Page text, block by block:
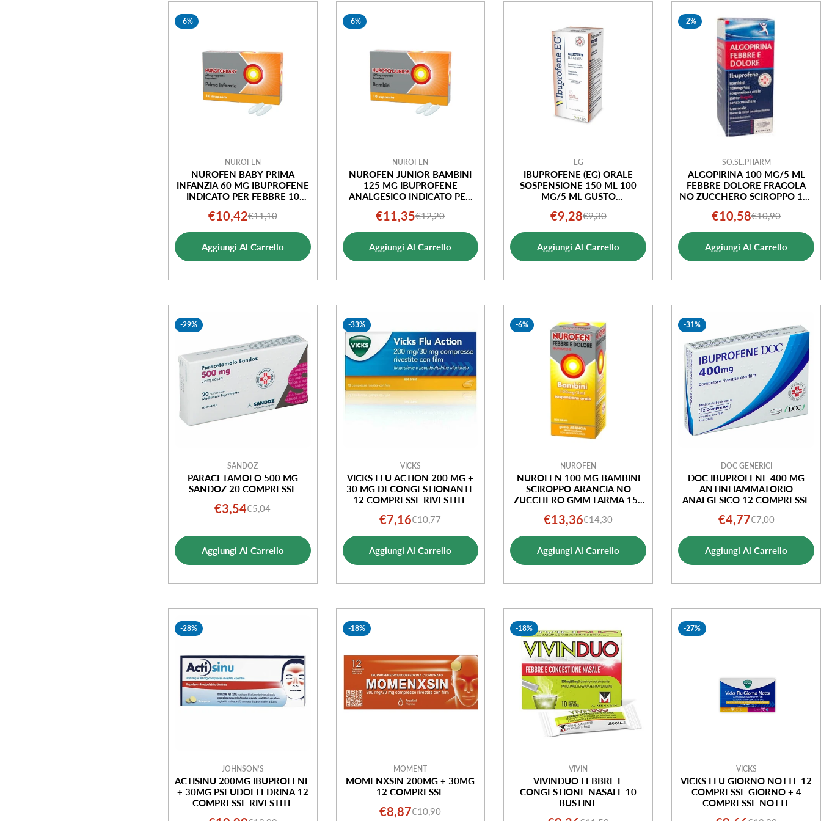
-6%
NUROFEN
NUROFEN BABY PRIMA
INFANZIA 60 MG IBUPROFENE
INDICATO PER FEBBRE 10
Prezzo
di
vendita
€10,42Prezzo
normale
€11,10
Aggiungi Al Carrello
-6%
NUROFEN
NUROFEN JUNIOR BAMBINI
125 MG IBUPROFENE
ANALGESICO INDICATO PER
Prezzo
di
vendita
€11,35Prezzo
normale
€12,20
Aggiungi Al Carrello
EG
IBUPROFENE (EG) ORALE
SOSPENSIONE 150 ML 100
MG/5 ML GUSTO
Prezzo
di
vendita
€9,28Prezzo
normale
€9,30
Aggiungi Al Carrello
-2%
SO.SE.PHARM
ALGOPIRINA 100 MG/5 ML
FEBBRE DOLORE FRAGOLA
NO ZUCCHERO SCIROPPO 150
Prezzo
di
vendita
€10,58Prezzo
normale
€10,90
Aggiungi Al Carrello
-29%
SANDOZ
PARACETAMOLO 500 MG
SANDOZ 20 COMPRESSE
Prezzo
vendita
€3,54Prezzo
€5,04
Aggiungi Al Carrello
-33%
VICKS
VICKS FLU ACTION 200 MG +
30 MG DECONGESTIONANTE
12 COMPRESSE RIVESTITE
Prezzo
di
vendita
€7,16Prezzo
normale
€10,77
Aggiungi Al Carrello
-6%
NUROFEN
NUROFEN 100 MG BAMBINI
SCIROPPO ARANCIA NO
ZUCCHERO GMM FARMA 150
Prezzo
di
vendita
€13,36Prezzo
normale
€14,30
Aggiungi Al Carrello
-31%
DOC GENERICI
DOC IBUPROFENE 400 MG
ANTINFIAMMATORIO
ANALGESICO 12 COMPRESSE
Prezzo
di
vendita
€4,77Prezzo
normale
€7,00
Aggiungi Al Carrello
-28%
JOHNSON'S
ACTISINU 200MG IBUPROFENE
+ 30MG PSEUDOEFEDRINA 12
COMPRESSE RIVESTITE
-18%
MOMENT
MOMENXSIN 200MG + 30MG
12 COMPRESSE
Prezzo
€8,87Prezzo
€10,90
-18%
VIVIN
VIVINDUO FEBBRE E
CONGESTIONE NASALE 10
BUSTINE
-27%
VICKS
VICKS FLU GIORNO NOTTE 12
COMPRESSE GIORNO + 4
COMPRESSE NOTTE